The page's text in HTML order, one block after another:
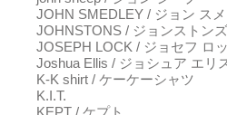
JOHN SMEDLEY / ジョン ス
JOHNSTONS / ジョンストンズ
JOSEPH LOCK / ジョセフ ロ
Joshua Ellis / ジョシュア エリ
K-K shirt / ケーケーシャツ
K.I.T.
KEPT / ケプト